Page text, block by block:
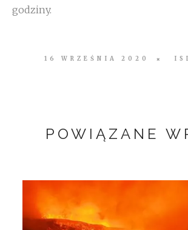
godziny.
16 WRZEŚNIA 2020
POWIĄZANE